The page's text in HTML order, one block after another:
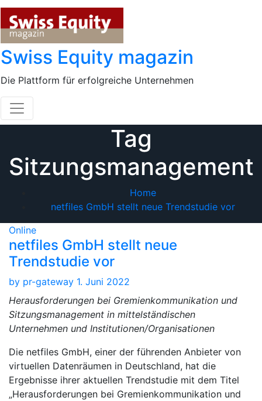
Skip
content
Swiss Equity magazin
Die Plattform für erfolgreiche Unternehmen
Tag
Sitzungsmanagement
Home
netfiles GmbH stellt neue Trendstudie vor
Online
netfiles GmbH stellt neue
Trendstudie vor
by pr-gateway 1. Juni 2022
Herausforderungen bei Gremienkommunikation und
Sitzungsmanagement in mittelständischen
Unternehmen und Institutionen/Organisationen
Die netfiles GmbH, einer der führenden Anbieter von
virtuellen Datenräumen in Deutschland, hat die
Ergebnisse ihrer aktuellen Trendstudie mit dem Titel
„Herausforderungen bei Gremienkommunikation und